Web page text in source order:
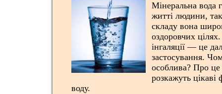
Мінеральна вода
житті людини,
складу вона
оздоровчих
інгаляції — це
застосування.
особлива? Про це
розкажуть
воду.